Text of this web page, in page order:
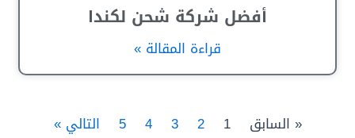
أفضل شركة شحن لكندا
قراءة المقالة »
« السابق 1
2
3
4
5 التالي »